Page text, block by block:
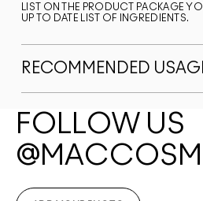
LIST ON THE PRODUCT PACKAGE
UP TO DATE LIST OF INGREDIENTS.
RECOMMENDED